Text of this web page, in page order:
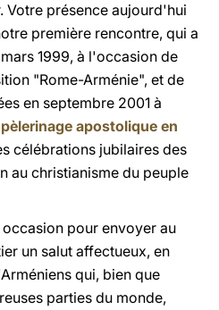
Votre présence aujourd'hui
première rencontre, qui a
1999, à l'occasion de
"Rome-Arménie", et de
en septembre 2001 à
pèlerinage apostolique en
célébrations jubilaires des
au christianisme du peuple
pour envoyer au
un salut affectueux, en
qui, bien que
parties du monde,